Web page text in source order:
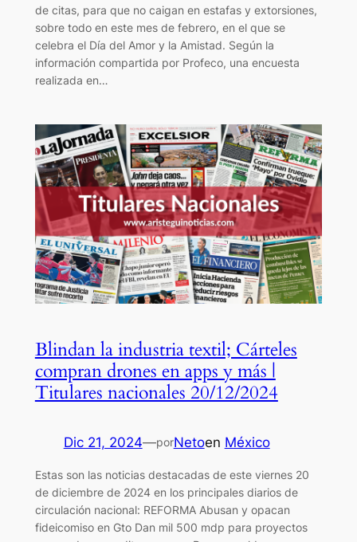
de citas, para que no caigan en estafas y extorsiones,
sobre todo en este mes de febrero, en el que se
celebra el Día del Amor y la Amistad. Según la
información compartida por Profeco, una encuesta
realizada en…
Blindan la industria textil; Cárteles
compran drones en apps y más |
Titulares nacionales 20/12/2024
Dic 21, 2024—porNetoen México
Estas son las noticias destacadas de este viernes 20
de diciembre de 2024 en los principales diarios de
circulación nacional: REFORMA Abusan y opacan
fideicomiso en Gto Dan mil 500 mdp para proyectos